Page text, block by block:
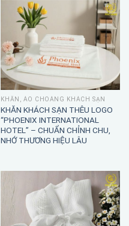
KHĂN, ÁO CHOÀNG KHÁCH SẠN
KHĂN KHÁCH SẠN THÊU LOGO
“PHOENIX INTERNATIONAL
HOTEL” – CHUẨN CHỈNH CHU,
NHỚ THƯƠNG HIỆU LÂU